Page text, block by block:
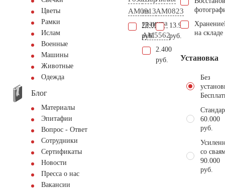
Цветы
Рамки
Ислам
Военные
Машины
Животные
Одежда
Блог
Материалы
Эпитафии
Вопрос - Ответ
Сотрудники
Сертификаты
Новости
Пресса о нас
Вакансии
AM0913
23.000
руб.
из
гранита
AM5562
2.400
руб.
AM0823
13.900
руб.
Хранение
на складе
Установка
Без
60.000
руб.
со
90.000
руб.